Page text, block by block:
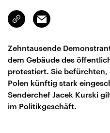
Link
kopieren/teilen
Email
Zehntausende
dem Gebäude des
protestiert. Sie befürchten,
Polen künftig stark
Senderchef Jacek Kurski
im Politikgeschäft.